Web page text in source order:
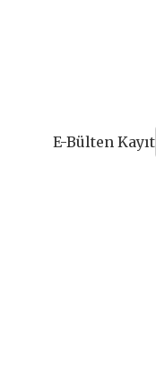
E-Bülten Kayıt